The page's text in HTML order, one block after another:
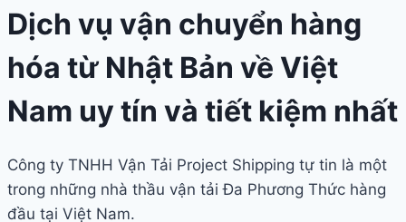
Dịch vụ vận chuyển hàng
hóa từ Nhật Bản về Việt
Nam uy tín và tiết kiệm nhất
Công ty TNHH Vận Tải Project Shipping tự tin là một
trong những nhà thầu vận tải Đa Phương Thức hàng
đầu tại Việt Nam.